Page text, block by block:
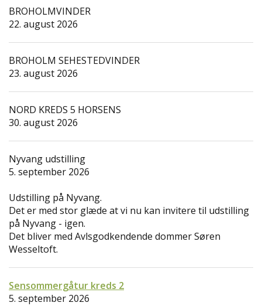
BROHOLMVINDER
22. august 2026
BROHOLM SEHESTEDVINDER
23. august 2026
NORD KREDS 5 HORSENS
30. august 2026
Nyvang udstilling
5. september 2026
Udstilling på Nyvang.
Det er med stor glæde at vi nu kan invitere til udstilling
på Nyvang - igen.
Det bliver med Avlsgodkendende dommer Søren
Wesseltoft.
Sensommergåtur kreds 2
5. september 2026